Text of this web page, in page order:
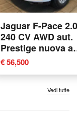
Jaguar F-Pace
240 CV AWD aut.
Prestige nuova a
Agliana
€ 56,500
Vedi tutte